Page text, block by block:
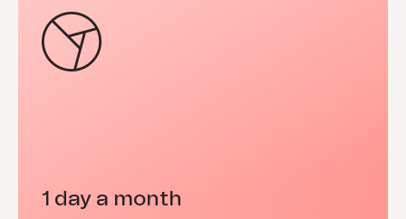
1 day a month